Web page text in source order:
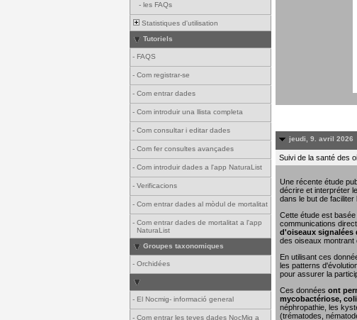
- les FAQs
Statistiques d'utilisation
Tutoriels
- FAQS
- Com registrar-se
- Com entrar dades
- Com introduir una llista completa
- Com consultar i editar dades
- Com fer consultes avançades
- Com introduir dades a l'app NaturaList
- Verificacions
- Com entrar dades al mòdul de mortalitat
- Com entrar dades de mortalitat a l'app
NaturaList
Groupes taxonomiques
- Orchidées
- El Nocmig- informació general
- Com entrar les teves dades NocMig a
jeudi, 9. avril 2026
Suivi de la santé des
Une récente étude
décrire et interpréter
dans le but de faciliter
Cette étude est
communications
d'oiseaux signalées
des oiseaux montrant
En utilisant ces
les patterns
pour assurer la
Ces données ont
mycobactériose,
néphropathie, les
(trématodes,